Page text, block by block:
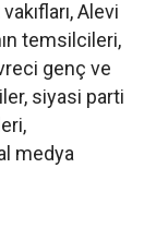
Alevi
temsilcileri,
genç ve
siyasi parti
medya